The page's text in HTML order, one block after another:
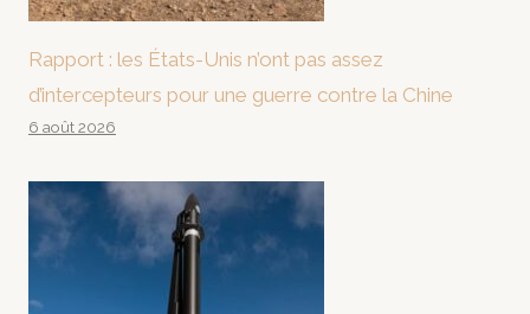
Rapport : les États-Unis n’ont pas assez
d’intercepteurs pour une guerre contre la Chine
6 août 2026